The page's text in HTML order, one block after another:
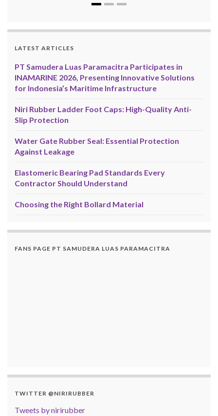
LATEST ARTICLES
PT Samudera Luas Paramacitra Participates in
INAMARINE 2026, Presenting Innovative Solutions
for Indonesia’s Maritime Infrastructure
Niri Rubber Ladder Foot Caps: High-Quality Anti-
Slip Protection
Water Gate Rubber Seal: Essential Protection
Against Leakage
Elastomeric Bearing Pad Standards Every
Contractor Should Understand
Choosing the Right Bollard Material
FANS PAGE PT SAMUDERA LUAS PARAMACITRA
TWITTER @NIRIRUBBER
Tweets by nirirubber